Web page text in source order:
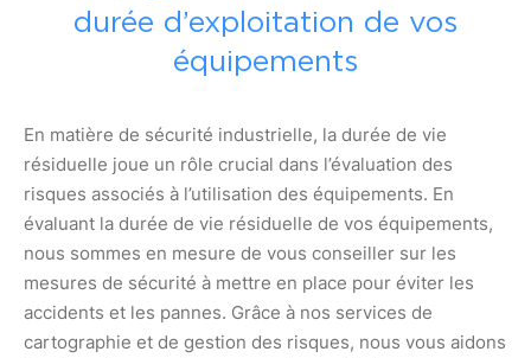
durée d’exploitation de vos
équipements
En matière de sécurité industrielle, la durée de vie
résiduelle joue un rôle crucial dans l’évaluation des
risques associés à l’utilisation des équipements. En
évaluant la durée de vie résiduelle de vos équipements,
nous sommes en mesure de vous conseiller sur les
mesures de sécurité à mettre en place pour éviter les
accidents et les pannes. Grâce à nos services de
cartographie et de gestion des risques, nous vous aidons